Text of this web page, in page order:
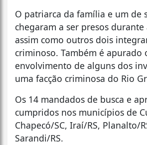
O patriarca da família e um de
chegaram a ser presos
assim como outros dois
criminoso. Também é apurado
envolvimento de alguns dos
uma facção criminosa do Rio
Os 14 mandados de busca e
cumpridos nos municípios de
Chapecó/SC, Iraí/RS, Planalto/
Sarandi/RS.